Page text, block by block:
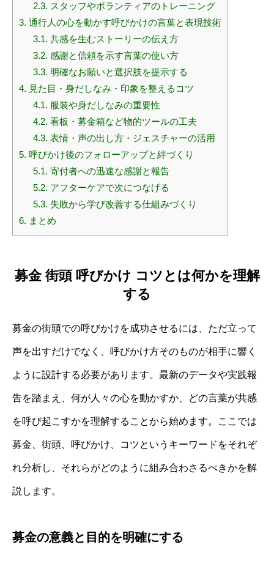
2.3. スタッフやボランティアのトレーニング
3. 通行人の心を動かす呼びかけの言葉と表現技術
3.1. 共感を生むストーリーの伝え方
3.2. 感謝と信頼を示す言葉の使い方
3.3. 明確なお願いと選択肢を提示する
4. 見た目・身だしなみ・印象を整えるコツ
4.1. 服装や身だしなみの重要性
4.2. 看板・募金箱など物的ツールの工夫
4.3. 表情・声の出し方・ジェスチャーの活用
5. 呼びかけ後のフォローアップと絆づくり
5.1. 寄付者への迅速な感謝と報告
5.2. アフターケアで次につなげる
5.3. 失敗から学び改善する仕組みづくり
6. まとめ
募金 街頭 呼びかけ コツとは何かを理解
する
募金の街頭での呼びかけを成功させるには、ただ立って
声を出すだけでなく、呼びかけ方そのものが相手に響く
ように設計する必要があります。最新のデータや実践報
告を踏まえ、何が人々の心を動かすか、どの言葉が共感
を呼び起こすかを理解することから始めます。ここでは
募金、街頭、呼びかけ、コツというキーワードをそれぞ
れ分析し、それらがどのように組み合わさるべきかを解
説します。
募金の意義と目的を明確にする